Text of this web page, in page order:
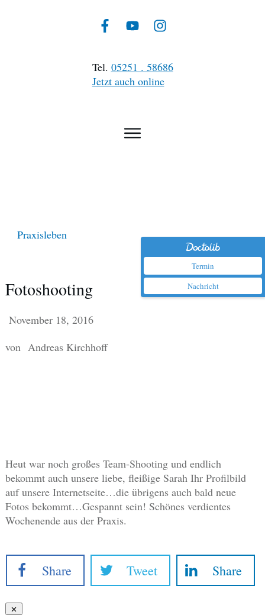
Termin
Nachricht
Tel. 05251 . 58686
Jetzt auch online
Praxisleben
Fotoshooting
November 18, 2016
von Andreas Kirchhoff
Heut war noch großes Team-Shooting und endlich
bekommt auch unsere liebe, fleißige Sarah Ihr Profilbild
auf unsere Internetseite…die übrigens auch bald neue
Fotos bekommt…Gespannt sein! Schönes verdientes
Wochenende aus der Praxis.
Share Tweet Share